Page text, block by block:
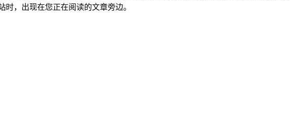
时，出现在您正在阅读的文章旁边。